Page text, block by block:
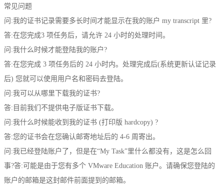
常见问题
问:我的证书记录需要多长时间才能显示在我的账户 my transcript 里?
答:在您完成3 项任务后，请允许 24 小时的处理时间。
问:我什么时候才能登陆我的账户?
答:在您完成 3 项任务后的 24 小时内。处理完成后(系统更新认证记录
后) 您就可以使用用户名和密码去登陆。
问:我可以从哪里下载我的证书?
答:目前我们不提供电子版证书下载。
问:我什么时候能收到我的证书 (打印版 hardcopy) ?
答:您的证书会在您确认邮寄地址后的 4-6 周寄出。
问:我已经登陆账户了，但是在“My Task”里什么都没有，这是怎么回
事?答:可能是由于您有多个 VMware Education 账户。请确保您登陆的
账户的邮箱是这封邮件前面提到的邮箱。